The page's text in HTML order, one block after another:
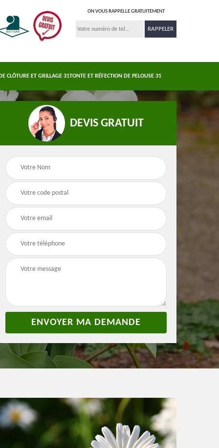
ON VOUS RAPPELLE GRATUITEMENT
CLÔTURE ET GRILLAGE 31TONTE ET RÉFECTION DE PELOUSE 31
demoussage de
toiture 31
Pose de clôture et
grillage 31
DEVIS GRATUIT